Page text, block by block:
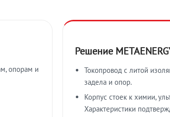
опорам и
Решение
Токопровод с литой
задела и опор.
Корпус стоек к химии,
Характеристики